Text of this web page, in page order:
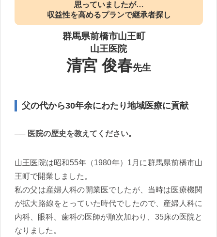
思っていましたが…
収益性を高めるプランで継承者探し
群馬県前橋市山王町
山王医院
清宮 俊春先生
父の代から30年余にわたり地域医療に貢献
医院の歴史を教えてください。
山王医院は昭和55年（1980年）1月に群馬県前橋市山
王町で開業しました。
私の父は産婦人科の開業医でしたが、当時は医療機関
が拡大路線をとっていた時代でしたので、産婦人科に
内科、眼科、歯科の医師が順次加わり、35床の医院と
なりました。